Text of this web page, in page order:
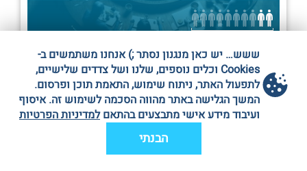
חדר בריחה: אילומינטי |תל אביב|
דיזינגוף סנטר ת״א, בניין B, קומה 3
לשלוח WhatsApp
להציג מספר
ששש… יש כאן מנגנון נסתר ;) אנחנו משתמשים ב-
Cookies וכלים נוספים, שלנו ושל צדדים שלישיים,
לתפעול האתר, ניתוח שימוש, התאמת תוכן ופרסום.
המשך הגלישה באתר מהווה הסכמה לשימוש זה. איסוף
ועיבוד מידע אישי מתבצעים בהתאםלמדיניות הפרטיות
הבנתי